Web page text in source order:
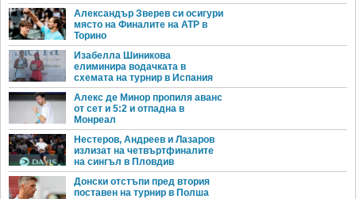
Александър Зверев си осигури
място на Финалите на ATP в
Торино
Изабелла Шиникова
елиминира водачката в
схемата на турнир в Испания
Алекс де Минор пропиля аванс
от сет и 5:2 и отпадна в
Монреал
Нестеров, Андреев и Лазаров
излизат на четвъртфиналите
на сингъл в Пловдив
Донски отстъпи пред втория
поставен на турнир в Полша